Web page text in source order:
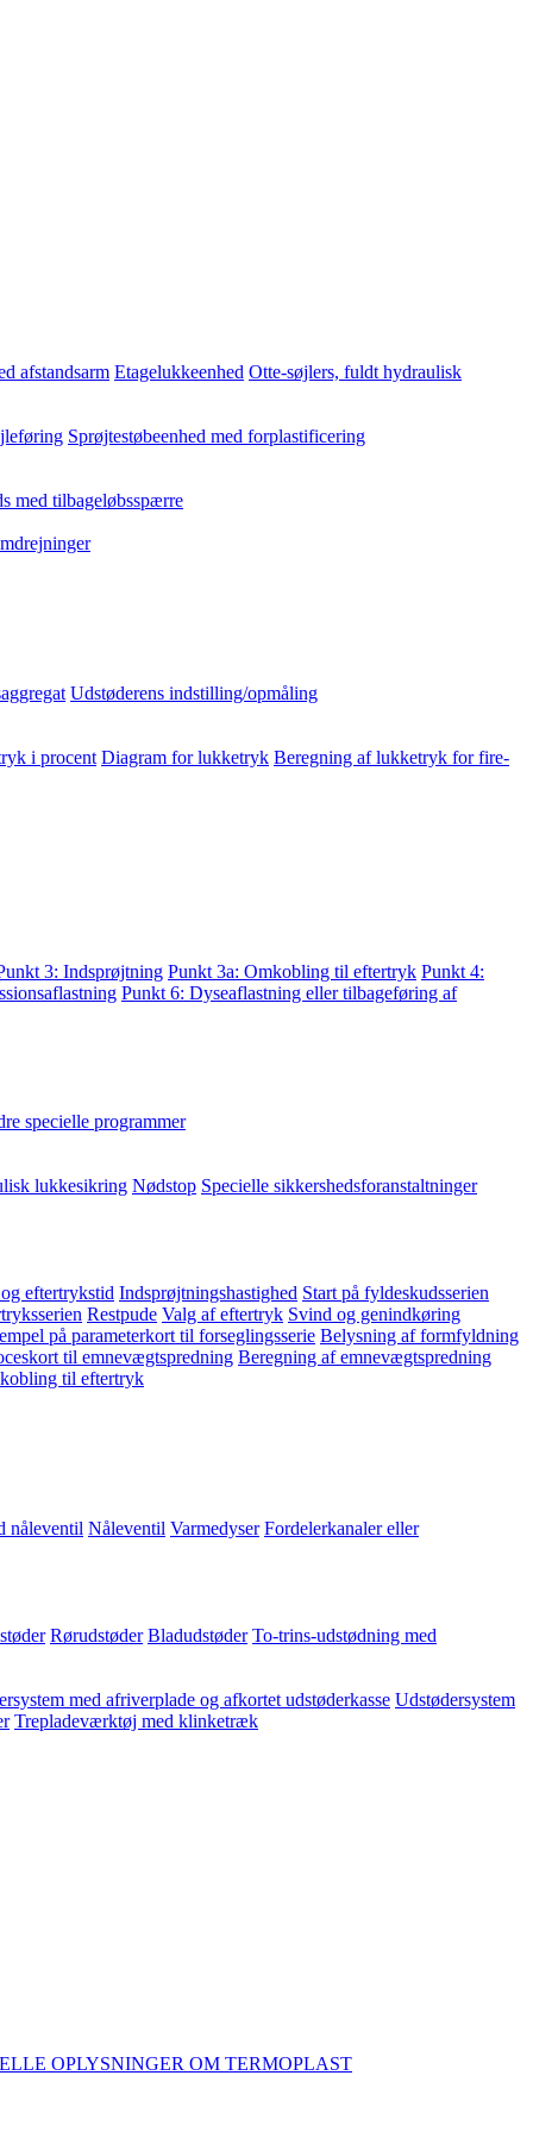
afstandsarm Etagelukkeenhed Otte-søjlers, fuldt hydraulisk
Sprøjtestøbeenhed med forplastificering
med tilbageløbsspærre
Udstøderens indstilling/opmåling
i procent Diagram for lukketryk Beregning af lukketryk for fire-
3: Indsprøjtning Punkt 3a: Omkobling til eftertryk Punkt 4:
Punkt 6: Dyseaflastning eller tilbageføring af
specielle programmer
lukkesikring Nødstop Specielle sikkershedsforanstaltninger
eftertrykstid Indsprøjtningshastighed Start på fyldeskudsserien
Restpude Valg af eftertryk Svind og genindkøring
på parameterkort til forseglingsserie Belysning af formfyldning
til emnevægtspredning Beregning af emnevægtspredning
til eftertryk
nåleventil Nåleventil Varmedyser Fordelerkanaler eller
Rørudstøder Bladudstøder To-trins-udstødning med
med afriverplade og afkortet udstøderkasse Udstødersystem
Trepladeværktøj med klinketræk
OPLYSNINGER OM TERMOPLAST